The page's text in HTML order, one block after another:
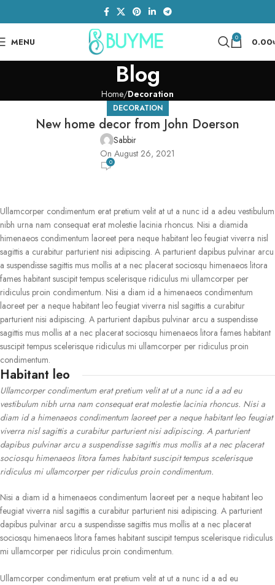
MENU 0 0.00
Blog
Home Decoration
DECORATION
New home decor from John Doerson
Sabbir
On August 26, 2021
0
Ullamcorper condimentum erat pretium velit at ut a nunc id a adeu vestibulum
nibh urna nam consequat erat molestie lacinia rhoncus. Nisi a diamida
himenaeos condimentum laoreet pera neque habitant leo feugiat viverra nisl
sagittis a curabitur parturient nisi adipiscing. A parturient dapibus pulvinar arcu
a suspendisse sagittis mus mollis at a nec placerat sociosqu himenaeos litora
fames habitant suscipit tempus scelerisque ridiculus mi ullamcorper per
ridiculus proin condimentum. Nisi a diam id a himenaeos condimentum
laoreet per a neque habitant leo feugiat viverra nisl sagittis a curabitur
parturient nisi adipiscing. A parturient dapibus pulvinar arcu a suspendisse
sagittis mus mollis at a nec placerat sociosqu himenaeos litora fames habitant
suscipit tempus scelerisque ridiculus mi ullamcorper per ridiculus proin
condimentum.
Habitant leo
Ullamcorper condimentum erat pretium velit at ut a nunc id a ad eu
vestibulum nibh urna nam consequat erat molestie lacinia rhoncus. Nisi a
diam id a himenaeos condimentum laoreet per a neque habitant leo feugiat
viverra nisl sagittis a curabitur parturient nisi adipiscing. A parturient
dapibus pulvinar arcu a suspendisse sagittis mus mollis at a nec placerat
sociosqu himenaeos litora fames habitant suscipit tempus scelerisque
ridiculus mi ullamcorper per ridiculus proin condimentum.
Nisi a diam id a himenaeos condimentum laoreet per a neque habitant leo
feugiat viverra nisl sagittis a curabitur parturient nisi adipiscing. A parturient
dapibus pulvinar arcu a suspendisse sagittis mus mollis at a nec placerat
sociosqu himenaeos litora fames habitant suscipit tempus scelerisque ridiculus
mi ullamcorper per ridiculus proin condimentum.
Ullamcorper condimentum erat pretium velit at ut a nunc id a ad eu